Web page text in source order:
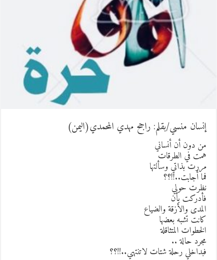
منسي/بقلم: راجح مهدي المحمدي(اليمن)
دون أن أنساني
في الطرقات
بذاتي وسألتها
أجابت..!!؟؟
حولي
بأن
والأزقة والضياع
تشبه بعضها
المتثاقلة
حالة ..
رحلة شتات لاتنتهي..!!؟؟